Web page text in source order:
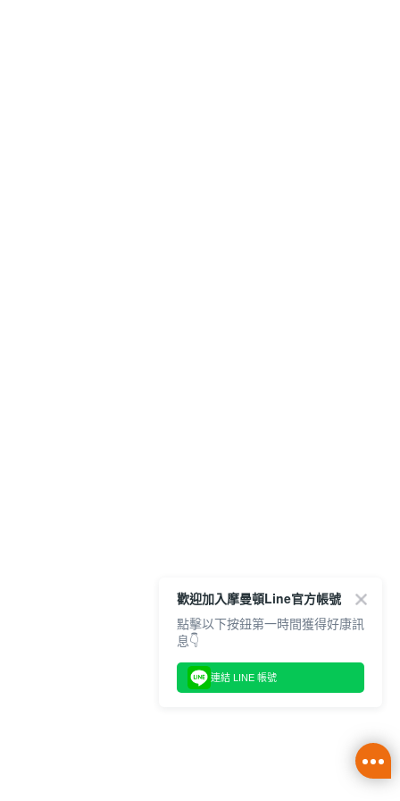
歡迎加入摩曼頓Line官方帳號
點擊以下按鈕第一時間獲得好康訊
息👇
連結 LINE 帳號